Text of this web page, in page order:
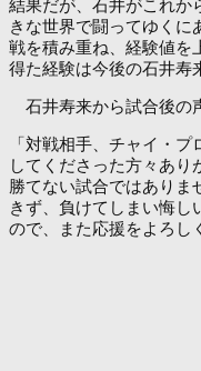
結果だが、石井がこれか
きな世界で闘ってゆくに
戦を積み重ね、経験値を
得た経験は今後の石井寿
石井寿来から試合後の
「対戦相手、チャイ・
してくださった方々あり
勝てない試合ではありま
きず、負けてしまい悔し
ので、また応援をよろし